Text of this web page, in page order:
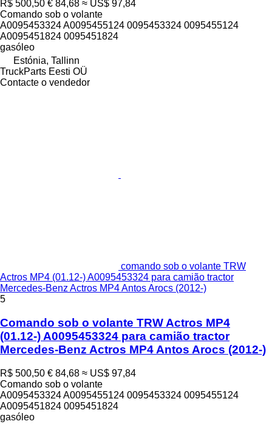
R$ 500,50 € 84,68 ≈ US$ 97,84
Comando sob o volante
A0095453324 A0095455124 0095453324 0095455124
A0095451824 0095451824
gasóleo
Estónia, Tallinn
TruckParts Eesti OÜ
Contacte o vendedor
comando sob o volante TRW
Actros MP4 (01.12-) A0095453324 para camião tractor
Mercedes-Benz Actros MP4 Antos Arocs (2012-)
5
Comando sob o volante TRW Actros MP4
(01.12-) A0095453324 para camião tractor
Mercedes-Benz Actros MP4 Antos Arocs (2012-)
R$ 500,50 € 84,68 ≈ US$ 97,84
Comando sob o volante
A0095453324 A0095455124 0095453324 0095455124
A0095451824 0095451824
gasóleo